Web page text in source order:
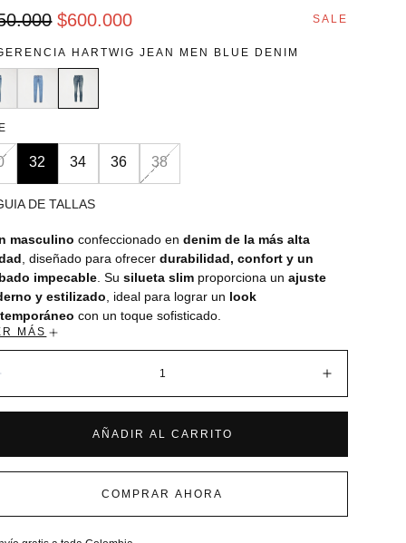
SALE
$600.000 SALE
HARTWIG JEAN MEN BLUE DENIM
32 34 36 38
DE TALLAS
masculino confeccionado endenim de la más alta
, diseñado para ofrecerdurabilidad, confort y un
impecable. Susilueta slim proporciona unajuste
y estilizado, ideal para lograr un look
con un toque sofisticado.
insumos completamente contramarcados
etiqueta y parche— refuerzan laautenticidad,
y atención al detalleque distinguen a Monastery.
MST DENIM ACE
Slim
delantero: Insumos contramarcados
posterior: Insumos contramarcados
MÁS
Aumentar
AÑADIR AL CARRITO
COMPRAR AHORA